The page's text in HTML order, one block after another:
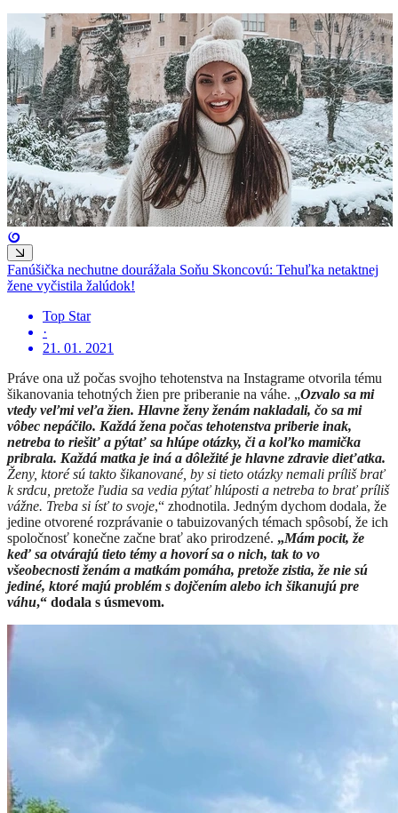
Fanúšička nechutne dourážala Soňu Skoncovú: Tehuľka netaktnej
žene vyčistila žalúdok!
Top Star
·
21. 01. 2021
Práve ona už počas svojho tehotenstva na Instagrame otvorila tému
šikanovania tehotných žien pre priberanie na váhe. „Ozvalo sa mi
vtedy veľmi veľa žien. Hlavne ženy ženám nakladali, čo sa mi
vôbec nepáčilo. Každá žena počas tehotenstva priberie inak,
netreba to riešiť a pýtať sa hlúpe otázky, či a koľko mamička
pribrala. Každá matka je iná a dôležité je hlavne zdravie dieťatka.
Ženy, ktoré sú takto šikanované, by si tieto otázky nemali príliš brať
k srdcu, pretože ľudia sa vedia pýtať hlúposti a netreba to brať príliš
vážne. Treba si ísť to svoje,“ zhodnotila. Jedným dychom dodala, že
jedine otvorené rozprávanie o tabuizovaných témach spôsobí, že ich
spoločnosť konečne začne brať ako prirodzené. „Mám pocit, že
keď sa otvárajú tieto témy a hovorí sa o nich, tak to vo
všeobecnosti ženám a matkám pomáha, pretože zistia, že nie sú
jediné, ktoré majú problém s dojčením alebo ich šikanujú pre
váhu,“ dodala s úsmevom.